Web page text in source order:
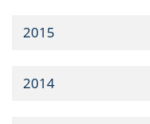
2015
2014